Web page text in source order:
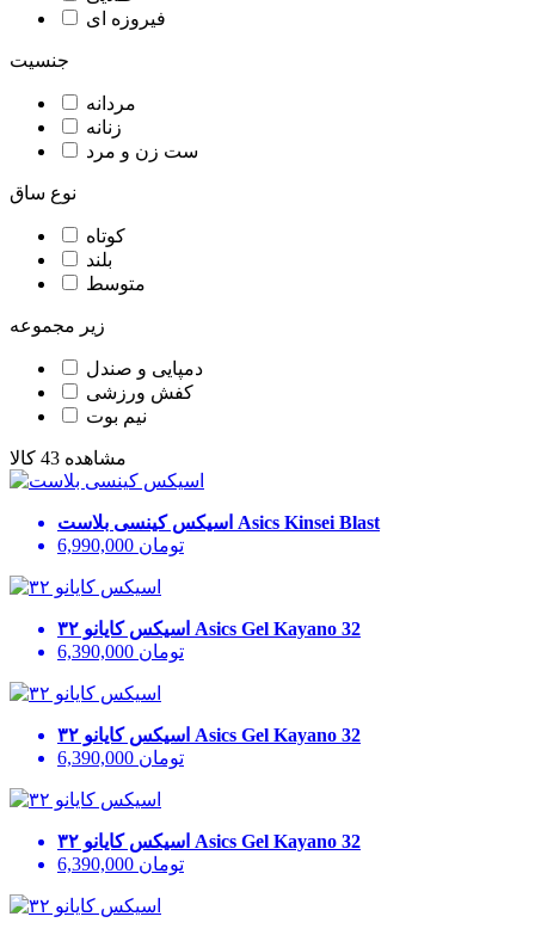
فیروزه ای
جنسیت
مردانه
زنانه
ست زن و مرد
نوع ساق
کوتاه
بلند
متوسط
زیر مجموعه
دمپایی و صندل
کفش ورزشی
نیم بوت
مشاهده 43 کالا
اسیکس کینسی بلاست Asics Kinsei Blast
6,990,000 تومان
اسیکس کایانو ۳۲ Asics Gel Kayano 32
6,390,000 تومان
اسیکس کایانو ۳۲ Asics Gel Kayano 32
6,390,000 تومان
اسیکس کایانو ۳۲ Asics Gel Kayano 32
6,390,000 تومان